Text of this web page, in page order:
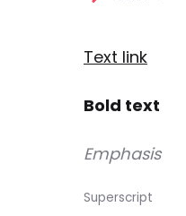
Text link
Bold text
Emphasis
Superscript